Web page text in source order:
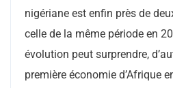
nigériane est enfin près de
celle de la même période en
évolution peut surprendre,
première économie d’Afrique